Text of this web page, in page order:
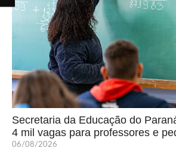
Secretaria da Educação do
4 mil vagas para professores e
06/08/2026